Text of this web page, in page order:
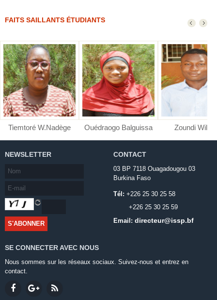
FAITS SAILLANTS ÉTUDIANTS
Tiemtoré W.Nadège Ouédraogo Balguissa Zoundi
NEWSLETTER CONTACT
03 BP 7118 Ouagadougou 03
Burkina Faso
Tél: +226 25 30 25 58
+226 25 30 25 59
Email: directeur@issp.bf
SE CONNECTER AVEC NOUS
Nous sommes sur les réseaux sociaux. Suivez-nous et entrez en
contact.